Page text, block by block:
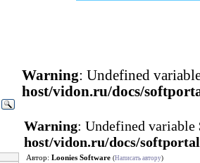
Warning: Undefined
host/vidon.ru/docs/
Warning: Undefined
host/vidon.ru/docs/
Автор: Loonies Software (Написать автору)